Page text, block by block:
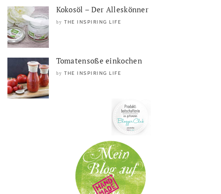
Kokosöl – Der Alleskönner
by THE INSPIRING LIFE
Tomatensoße einkochen
by THE INSPIRING LIFE